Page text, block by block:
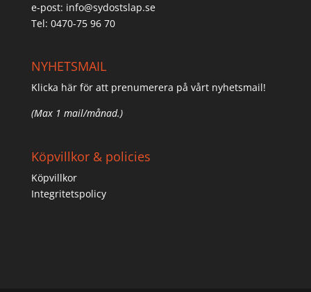
e-post: info@sydostslap.se
Tel: 0470-75 96 70
NYHETSMAIL
Klicka här för att prenumerera på vårt nyhetsmail!
(Max 1 mail/månad.)
Köpvillkor & policies
Köpvillkor
Integritetspolicy